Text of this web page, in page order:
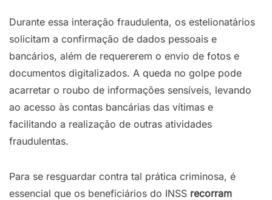
Durante essa interação fraudulenta, os estelionatários
solicitam a confirmação de dados pessoais e
bancários, além de requererem o envio de fotos e
documentos digitalizados. A queda no golpe pode
acarretar o roubo de informações sensíveis, levando
ao acesso às contas bancárias das vítimas e
facilitando a realização de outras atividades
fraudulentas.
Para se resguardar contra tal prática criminosa, é
essencial que os beneficiários do INSS recorram